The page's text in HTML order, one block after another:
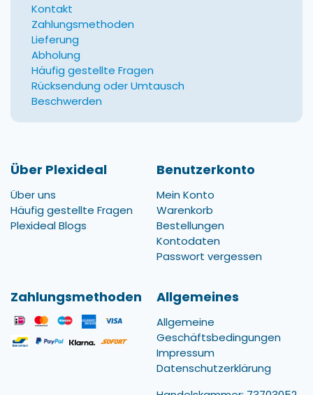
Kontakt
Zahlungsmethoden
Lieferung
Abholung
Häufig gestellte Fragen
Rücksendung oder Umtausch
Beschwerden
Über Plexideal
Über uns
Häufig gestellte Fragen
Plexideal Blogs
Benutzerkonto
Mein Konto
Warenkorb
Bestellungen
Kontodaten
Passwort vergessen
Zahlungsmethoden Allgemeines
Allgemeine
Geschäftsbedingungen
Impressum
Datenschutzerklärung